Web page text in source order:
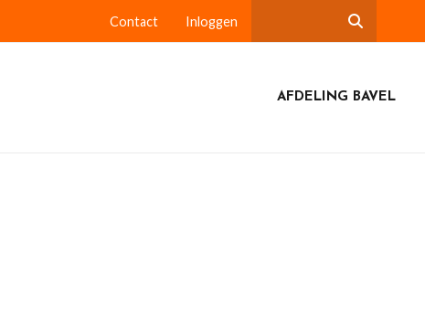
Contact Inloggen
AFDELING BAVEL